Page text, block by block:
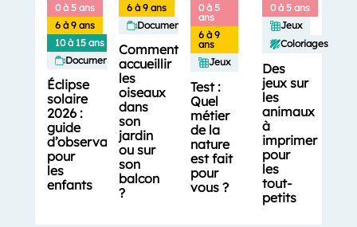
0 à 5 ans
6 à 9 ans
10 à 15 ans
Documentaires
Éclipse
solaire
2026 :
guide
d’observation
pour
les
enfants
6 à 9 ans
Documentaires
Comment
accueillir
les
oiseaux
dans
son
jardin
ou sur
son
balcon
?
0 à 5
ans
6 à 9
ans
Jeux
Test :
Quel
métier
de la
nature
est fait
pour
vous ?
0 à 5 ans
Jeux
Coloriages
Des
jeux sur
les
animaux
à
imprimer
pour
les
tout-
petits